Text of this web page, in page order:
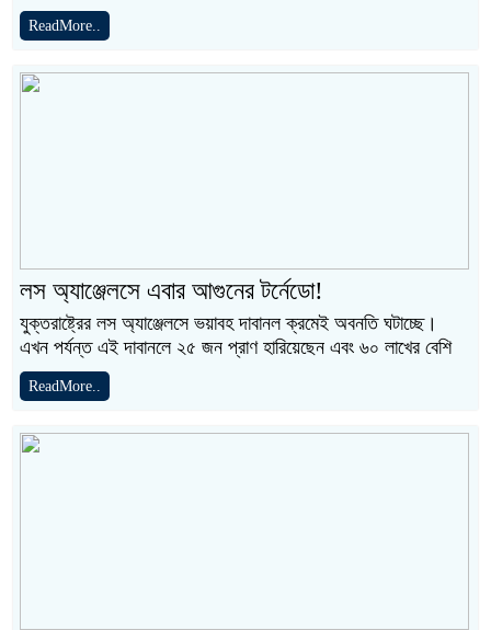
ReadMore..
লস অ্যাঞ্জেলসে এবার আগুনের টর্নেডো!
যুক্তরাষ্ট্রের লস অ্যাঞ্জেলসে ভয়াবহ দাবানল ক্রমেই অবনতি ঘটাচ্ছে।
এখন পর্যন্ত এই দাবানলে ২৫ জন প্রাণ হারিয়েছেন এবং ৬০ লাখের বেশি
ReadMore..